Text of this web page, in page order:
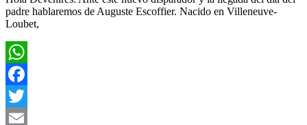
padre hablaremos de Auguste Escoffier. Nacido en Villeneuve-
Loubet,
WhatsApp
Facebook
Twitter